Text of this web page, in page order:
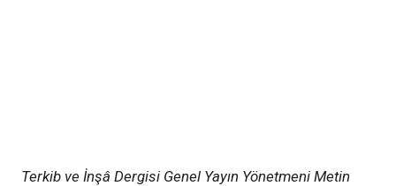
Terkib ve İnşâ Dergisi Genel Yayın Yönetmeni Metin